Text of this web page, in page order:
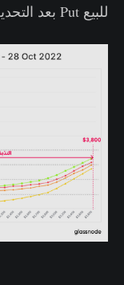
للبيع Put بعد التحديث.